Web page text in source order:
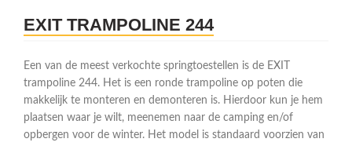
EXIT TRAMPOLINE 244
Een van de meest verkochte springtoestellen is de EXIT
trampoline 244. Het is een ronde trampoline op poten die
makkelijk te monteren en demonteren is. Hierdoor kun je hem
plaatsen waar je wilt, meenemen naar de camping en/of
opbergen voor de winter. Het model is standaard voorzien van